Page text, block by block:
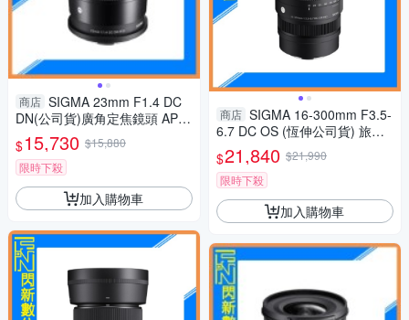
商店 SIGMA 23mm F1.4 DC
DN(公司貨)廣角定焦鏡頭 APS-
$15,730 $15,880
限時下殺
加入購物車
商店 SIGMA 16-300mm F3.5-
6.7 DC OS (恆伸公司貨) 旅遊
鏡 APS-C
$21,840 $21,990
限時下殺
加入購物車